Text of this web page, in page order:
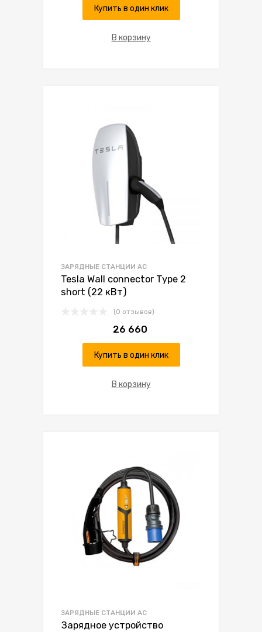
Купить в один клик
В корзину
ЗАРЯДНЫЕ СТАНЦИИ AC
Tesla Wall connector Type 2
short (22 кВт)
(0 отзывов)
26 660
Купить в один клик
В корзину
ЗАРЯДНЫЕ СТАНЦИИ AC
Зарядное устройство